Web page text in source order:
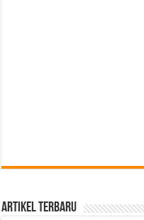
Artikel Terbaru